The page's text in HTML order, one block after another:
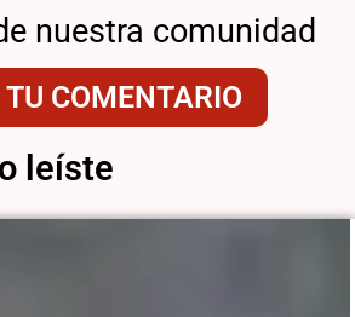
nuestra comunidad
COMENTARIO
leíste